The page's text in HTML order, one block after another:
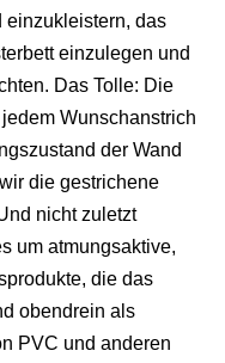
einzukleistern, das
einzulegen und
Das Tolle: Die
Wunschanstrich
der Wand
die gestrichene
nicht zuletzt
um atmungsaktive,
die das
obendrein als
PVC und anderen